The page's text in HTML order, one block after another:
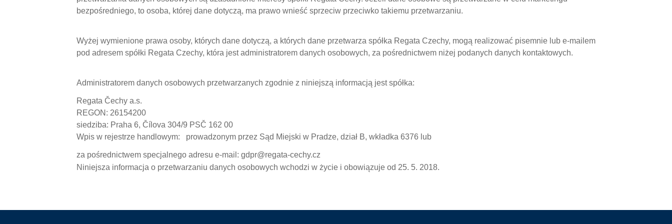
bezpośredniego, to osoba, której dane dotyczą, ma prawo wnieść sprzeciw przeciwko takiemu przetwarzaniu.
Wyżej wymienione prawa osoby, których dane dotyczą, a których dane przetwarza spółka Regata Czechy, mogą realizować pisemnie lub e-mailem
pod adresem spółki Regata Czechy, która jest administratorem danych osobowych, za pośrednictwem niżej podanych danych kontaktowych.
Administratorem danych osobowych przetwarzanych zgodnie z niniejszą informacją jest spółka:
Regata Čechy a.s.
REGON: 26154200
siedziba: Praha 6, Čílova 304/9 PSČ 162 00
Wpis w rejestrze handlowym: prowadzonym przez Sąd Miejski w Pradze, dział B, wkładka 6376 lub
za pośrednictwem specjalnego adresu e-mail: gdpr@regata-cechy.cz
Niniejsza informacja o przetwarzaniu danych osobowych wchodzi w życie i obowiązuje od 25. 5. 2018.